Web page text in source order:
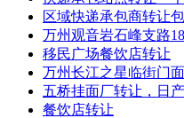
区域快递承包商转让
万州观音岩石峰支路
移民广场餐饮店转让
万州长江之星临街门
五桥挂面厂转让，日
餐饮店转让